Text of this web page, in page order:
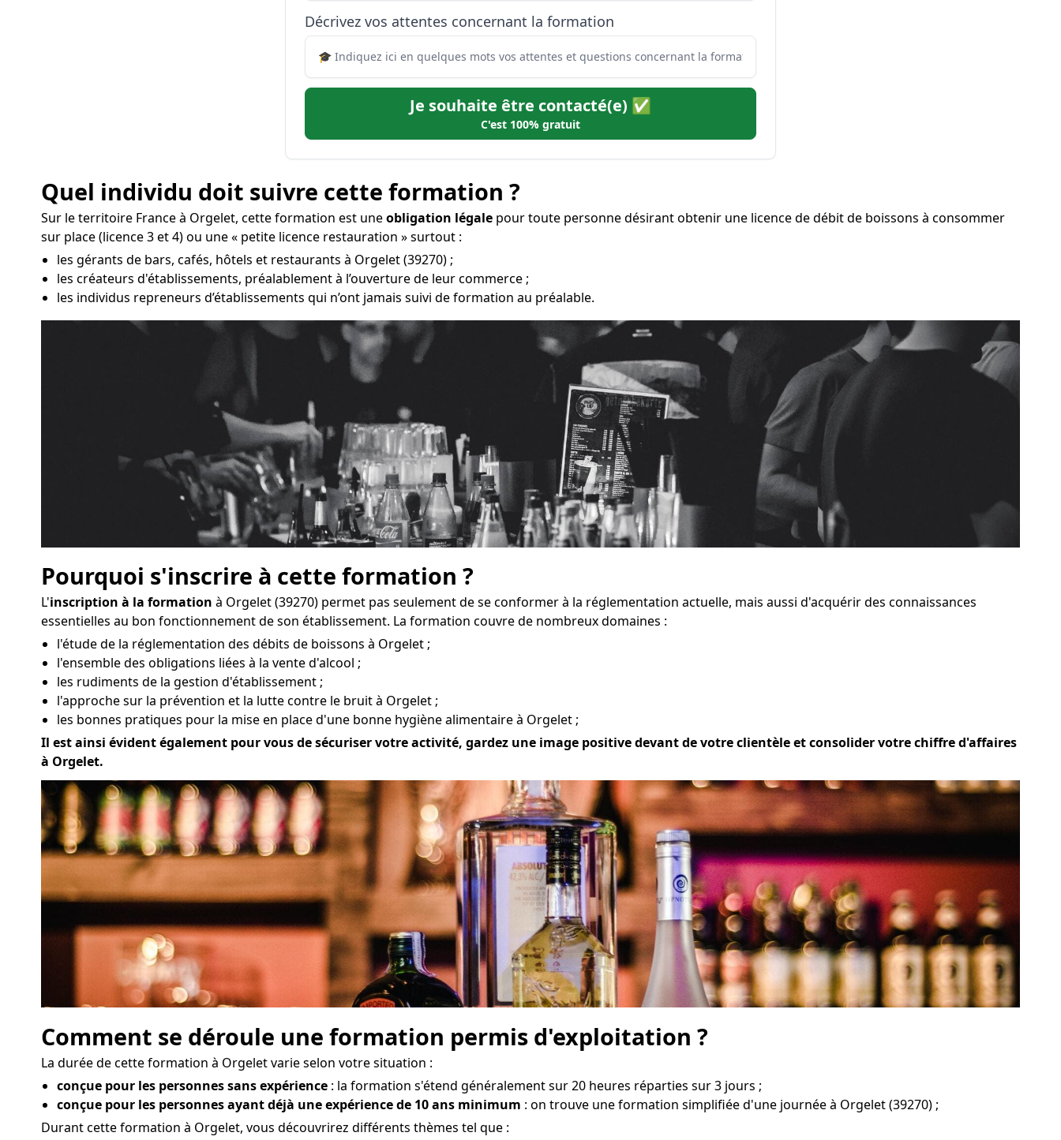
Décrivez vos attentes concernant la formation
Je souhaite être contacté(e) ✅
C'est 100% gratuit
Quel individu doit suivre cette formation ?
Sur le territoire France à Orgelet, cette formation est uneobligation légale pour toute personne désirant obtenir une licence de débit de boissons à consommer
sur place (licence 3 et 4) ou une « petite licence restauration » surtout :
les gérants de bars, cafés, hôtels et restaurants à Orgelet (39270) ;
les créateurs d'établissements, préalablement à l’ouverture de leur commerce ;
les individus repreneurs d’établissements qui n’ont jamais suivi de formation au préalable.
Pourquoi s'inscrire à cette formation ?
L'inscription à la formation à Orgelet (39270) permet pas seulement de se conformer à la réglementation actuelle, mais aussi d'acquérir des connaissances
essentielles au bon fonctionnement de son établissement. La formation couvre de nombreux domaines :
l'étude de la réglementation des débits de boissons à Orgelet ;
l'ensemble des obligations liées à la vente d'alcool ;
les rudiments de la gestion d'établissement ;
l'approche sur la prévention et la lutte contre le bruit à Orgelet ;
les bonnes pratiques pour la mise en place d'une bonne hygiène alimentaire à Orgelet ;
Il est ainsi évident également pour vous de sécuriser votre activité, gardez une image positive devant de votre clientèle et consolider votre chiffre d'affaires
à Orgelet.
Comment se déroule une formation permis d'exploitation ?
La durée de cette formation à Orgelet varie selon votre situation :
conçue pour les personnes sans expérience : la formation s'étend généralement sur 20 heures réparties sur 3 jours ;
conçue pour les personnes ayant déjà une expérience de 10 ans minimum : on trouve une formation simplifiée d'une journée à Orgelet (39270) ;
Durant cette formation à Orgelet, vous découvrirez différents thèmes tel que :